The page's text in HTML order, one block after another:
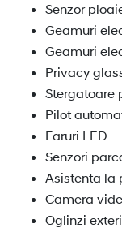
Senzor
Geamuri
Geamuri
Privacy
Stergatoare
Pilot
Faruri LED
Senzori
Asistenta la
Camera
Oglinzi